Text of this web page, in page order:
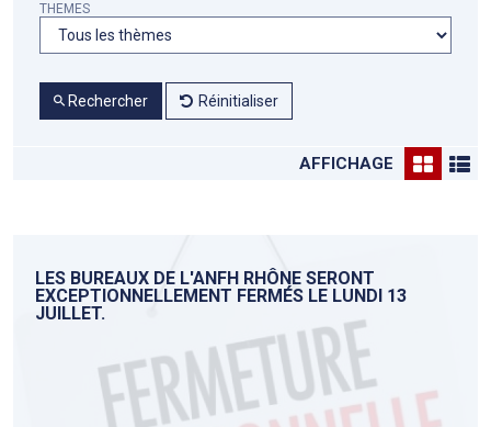
THEMES
Rechercher Réinitialiser
AFFICHAGE
LES BUREAUX DE L'ANFH RHÔNE SERONT
EXCEPTIONNELLEMENT FERMÉS LE LUNDI 13
JUILLET.